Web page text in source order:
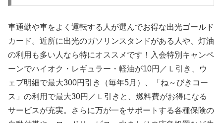
車通勤や車をよく運転する人が選んでお得な出光ゴールド
カード。近所に出光のガソリンスタンドがある人や、灯油
の利用も多い人なら特にオススメです！入会特別キャンペ
ーンでハイオク・レギュラー・軽油が10円／Ｌ引き、ウ
ェブ明細で最大300円引き（毎年5月）、「ね～びきコー
ス」の利用で最大30円／Ｌ引きと、燃料費がお得になる
サービスが充実。さらに万が一をサポートする各種保険の